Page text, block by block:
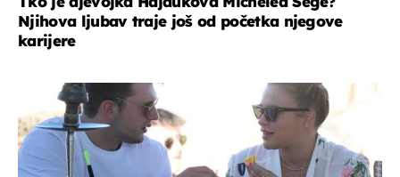
Njihova ljubav traje još od početka njegove
karijere